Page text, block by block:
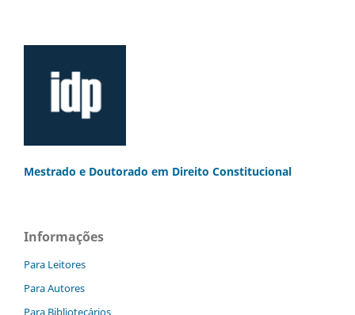
Mestrado e Doutorado em Direito Constitucional
Informações
Para Leitores
Para Autores
Para Bibliotecários